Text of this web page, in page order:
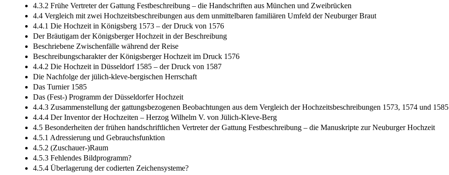
4.3.2 Frühe Vertreter der Gattung Festbeschreibung – die Handschriften aus München und Zweibrücken
4.4 Vergleich mit zwei Hochzeitsbeschreibungen aus dem unmittelbaren familiären Umfeld der Neuburger Braut
4.4.1 Die Hochzeit in Königsberg 1573 – der Druck von 1576
Der Bräutigam der Königsberger Hochzeit in der Beschreibung
Beschriebene Zwischenfälle während der Reise
Beschreibungscharakter der Königsberger Hochzeit im Druck 1576
4.4.2 Die Hochzeit in Düsseldorf 1585 – der Druck von 1587
Die Nachfolge der jülich-kleve-bergischen Herrschaft
Das Turnier 1585
Das (Fest-) Programm der Düsseldorfer Hochzeit
4.4.3 Zusammenstellung der gattungsbezogenen Beobachtungen aus dem Vergleich der Hochzeitsbeschreibungen 1573, 1574 und 1585
4.4.4 Der Inventor der Hochzeiten – Herzog Wilhelm V. von Jülich-Kleve-Berg
4.5 Besonderheiten der frühen handschriftlichen Vertreter der Gattung Festbeschreibung – die Manuskripte zur Neuburger Hochzeit
4.5.1 Adressierung und Gebrauchsfunktion
4.5.2 (Zuschauer-)Raum
4.5.3 Fehlendes Bildprogramm?
4.5.4 Überlagerung der codierten Zeichensysteme?